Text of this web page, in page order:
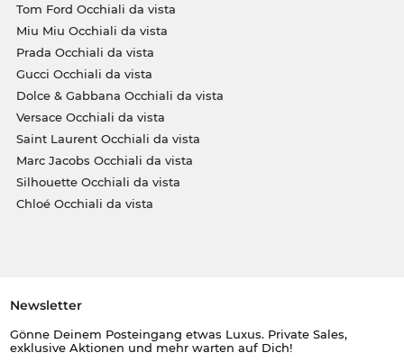
Tom Ford Occhiali da vista
Miu Miu Occhiali da vista
Prada Occhiali da vista
Gucci Occhiali da vista
Dolce & Gabbana Occhiali da vista
Versace Occhiali da vista
Saint Laurent Occhiali da vista
Marc Jacobs Occhiali da vista
Silhouette Occhiali da vista
Chloé Occhiali da vista
Newsletter
Gönne Deinem Posteingang etwas Luxus. Private Sales,
exklusive Aktionen und mehr warten auf Dich!